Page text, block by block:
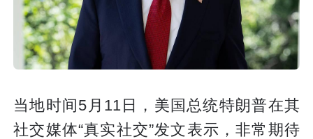
当地时间5月11日，美国总统特朗普在其
社交媒体“真实社交”发文表示，非常期待